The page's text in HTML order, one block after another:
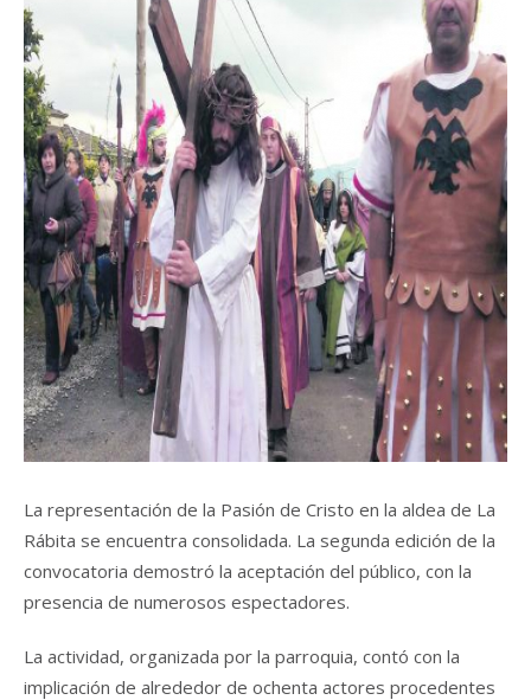
La representación de la Pasión de Cristo en la aldea de La
Rábita se encuentra consolidada. La segunda edición de la
convocatoria demostró la aceptación del público, con la
presencia de numerosos espectadores.
La actividad, organizada por la parroquia, contó con la
implicación de alrededor de ochenta actores procedentes